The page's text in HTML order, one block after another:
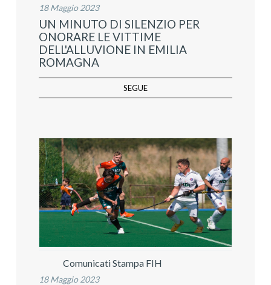
18 Maggio 2023
UN MINUTO DI SILENZIO PER
ONORARE LE VITTIME
DELL'ALLUVIONE IN EMILIA
ROMAGNA
SEGUE
Comunicati Stampa FIH
18 Maggio 2023